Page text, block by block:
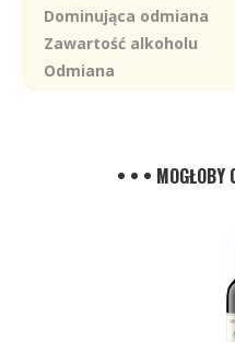
Dominująca odmiana
Zawartość alkoholu
Odmiana
• • • MOGŁOBY